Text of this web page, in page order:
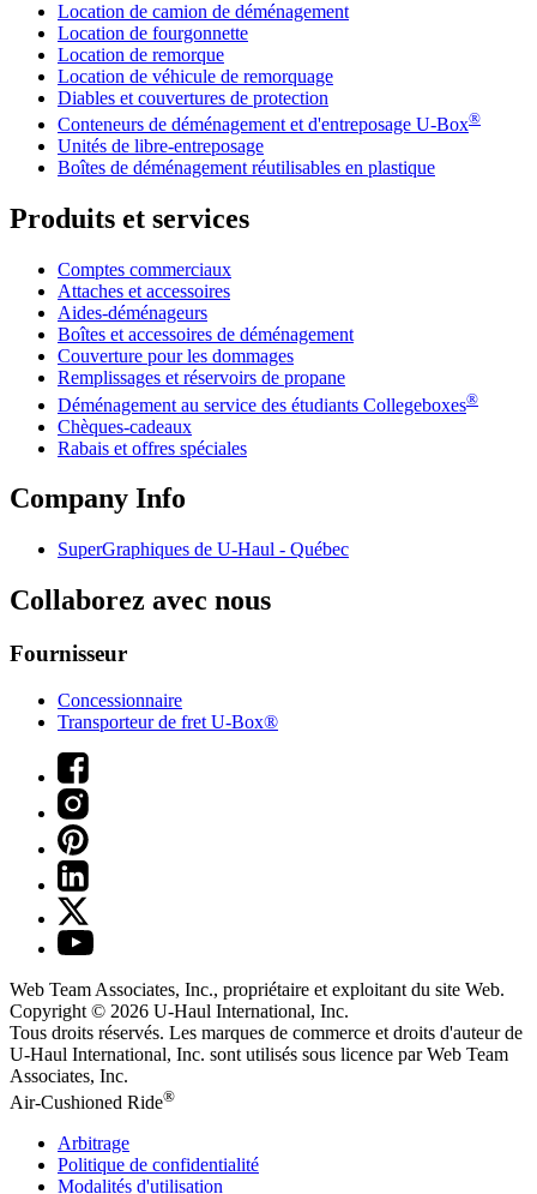
Location de camion de déménagement
Location de fourgonnette
Location de remorque
Location de véhicule de remorquage
Diables et couvertures de protection
Conteneurs de déménagement et d'entreposage U-Box®
Unités de libre-entreposage
Boîtes de déménagement réutilisables en plastique
Produits et services
Comptes commerciaux
Attaches et accessoires
Aides-déménageurs
Boîtes et accessoires de déménagement
Couverture pour les dommages
Remplissages et réservoirs de propane
Déménagement au service des étudiants Collegeboxes®
Chèques-cadeaux
Rabais et offres spéciales
Company Info
SuperGraphiques de U-Haul - Québec
Collaborez avec nous
Fournisseur
Concessionnaire
Transporteur de fret U-Box®
Web Team Associates, Inc., propriétaire et exploitant du site Web.
Copyright © 2026 U-Haul International, Inc.
Tous droits réservés. Les marques de commerce et droits d'auteur de
U-Haul International, Inc. sont utilisés sous licence par Web Team
Associates, Inc.
Air-Cushioned Ride®
Arbitrage
Politique de confidentialité
Modalités d'utilisation